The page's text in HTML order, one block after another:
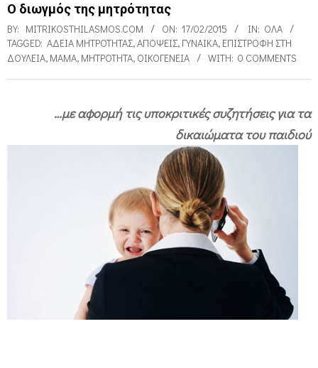
Ο διωγμός της μητρότητας
BY: MITRIKOSTHILASMOS.COM ON: 17/02/2015 IN: ΌΛΑ
TAGGED: ΑΔΕΙΑ ΜΗΤΡΌΤΗΤΑΣ,ΑΠΌΨΕΙΣ, ΓΥΝΑΊΚΑ, ΕΠΙΣΤΡΟΦΉ ΣΤΗ
ΔΟΥΛΕΙΆ, ΜΑΜΆ, ΜΗΤΡΌΤΗΤΑ, ΟΙΚΟΓΈΝΕΙΑ WITH: 0 COMMENTS
…με αφορμή τις υποκριτικές συζητήσεις για τα
δικαιώματα του παιδιού